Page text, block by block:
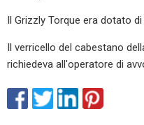
Il Grizzly Torque era dotato
Il verricello del cabestano
richiedeva all'operatore di